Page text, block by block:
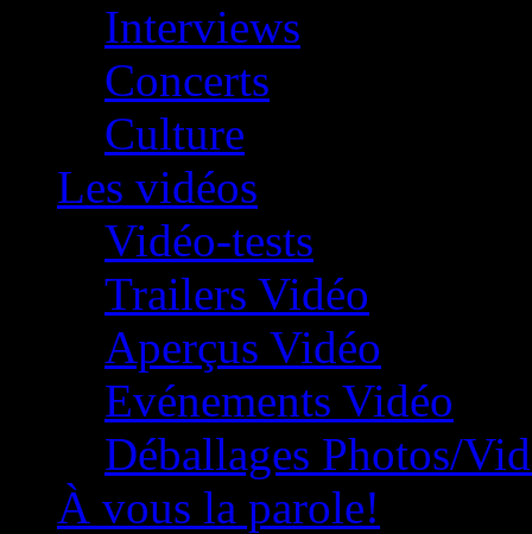
Interviews
Concerts
Culture
Les vidéos
Vidéo-tests
Trailers Vidéo
Aperçus Vidéo
Evénements Vidéo
Déballages Photos/
À vous la parole!